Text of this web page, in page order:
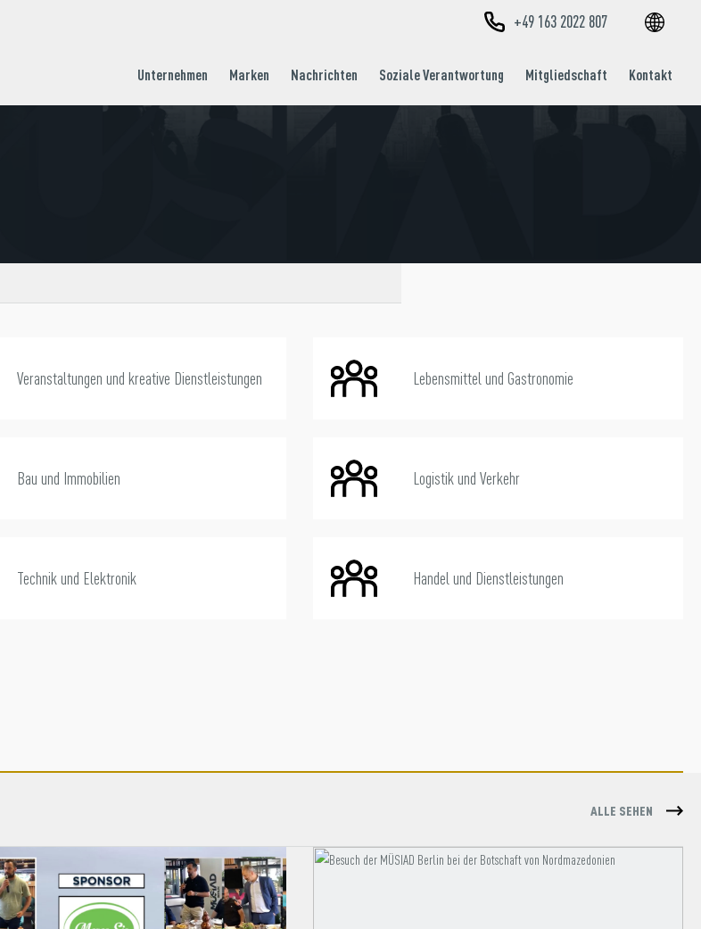
+49 163 2022 807
Unternehmen Marken Nachrichten Soziale Verantwortung Mitgliedschaft Kontakt
Veranstaltungen und kreative Dienstleistungen Lebensmittel und Gastronomie
Bau und Immobilien Logistik und Verkehr
Technik und Elektronik Handel und Dienstleistungen
ALLE SEHEN